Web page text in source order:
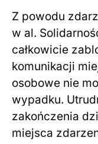
Z powodu
w al.
całkowicie
komunikacji
osobowe nie
wypadku.
zakończenia
miejsca